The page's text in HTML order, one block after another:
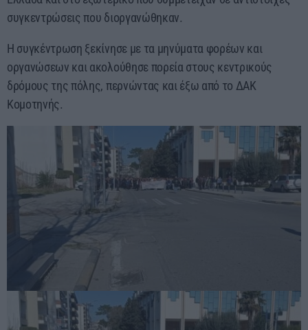
συγκεντρώσεις που διοργανώθηκαν.
Η συγκέντρωση ξεκίνησε με τα μηνύματα φορέων και
οργανώσεων και ακολούθησε πορεία στους κεντρικούς
δρόμους της πόλης, περνώντας και έξω από το ΔΑΚ
Κομοτηνής.